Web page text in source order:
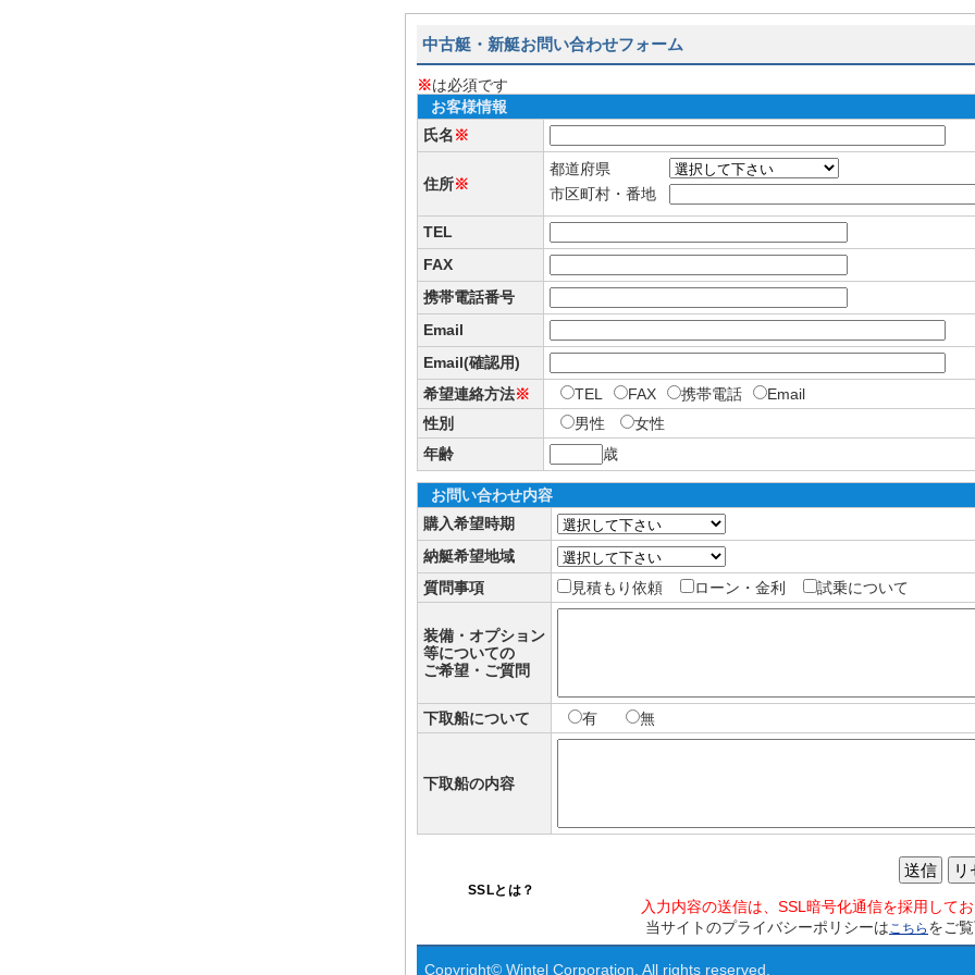
中古艇・新艇お問い合わせフォーム
※は必須です
お客様情報
氏名※
住所※
都道府県
市区町村・番地
TEL
FAX
携帯電話番号
Email
Email(確認用)
希望連絡方法※ TEL FAX 携帯電話
Email
性別
男性
女性
年齢
歳
お問い合わせ内容
購入希望時期
納艇希望地域
質問事項
見積もり依頼 ローン・金利 試乗について
装備・オプション
等についての
ご希望・ご質問
下取船について 有 無
下取船の内容
SSLとは？
送信
入力内容の送信は、SSL暗号化通信を採用して
当サイトのプライバシーポリシーはこちら をご
Copyright© Wintel Corporation. All rights reserved.